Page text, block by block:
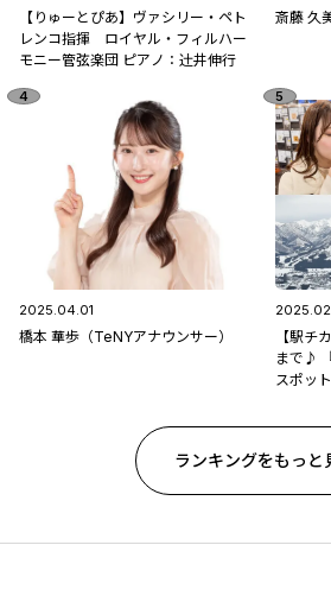
【りゅーとぴあ】ヴァシリー・ペト
レンコ指揮 ロイヤル・フィルハー
モニー管弦楽団 ピアノ：辻󠄀井伸行
斎藤 久
2025.04.01
橋本 華歩（TeNYアナウンサー）
【駅チ
まで♪
スポッ
ランキングをもっと